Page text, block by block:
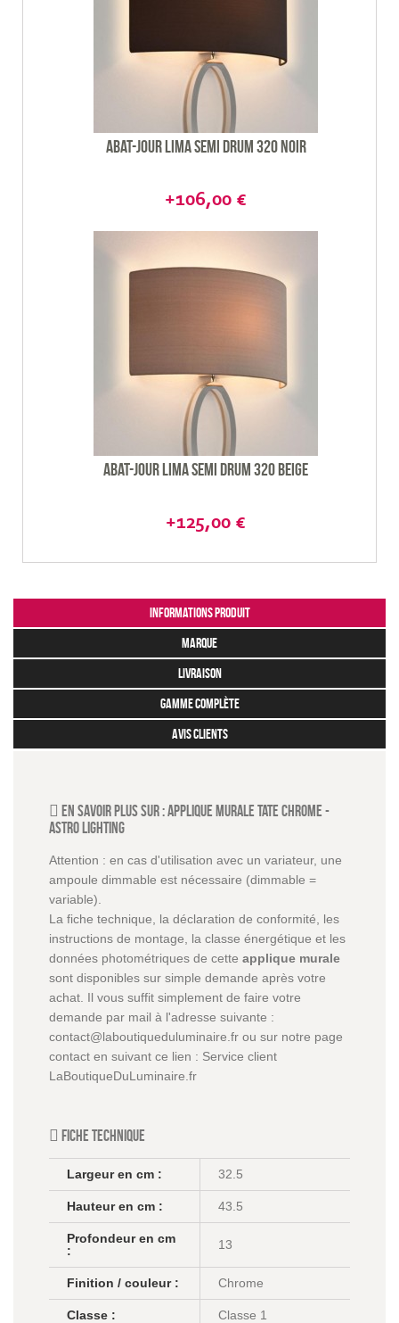
Abat-jour Lima semi drum 320 noir
+106,00 €
Abat-jour Lima semi drum 320 beige
+125,00 €
Informations produit
marque
livraison
gamme complète
avis clients
En savoir plus sur :Applique murale Tate chrome -
Astro Lighting
Attention : en cas d'utilisation avec un variateur, une
ampoule dimmable est nécessaire (dimmable =
variable).
La fiche technique, la déclaration de conformité, les
instructions de montage, la classe énergétique et les
données photométriques de cette applique murale
sont disponibles sur simple demande après votre
achat. Il vous suffit simplement de faire votre
demande par mail à l'adresse suivante :
contact@laboutiqueduluminaire.fr ou sur notre page
contact en suivant ce lien : Service client
LaBoutiqueDuLuminaire.fr
Fiche technique
Largeur en cm : 32.5
Hauteur en cm : 43.5
Profondeur en cm
:
13
Finition / couleur : Chrome
Classe : Classe 1